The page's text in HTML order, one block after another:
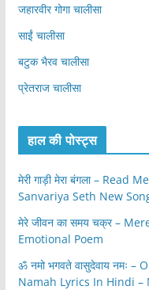
जहारवीर गोगा चालीसा
साईं चालीसा
बटुक भैरव चालीसा
प्रेतराज चालीसा
हाल की पोस्ट्स
मेरी गाड़ी मेरा बंगला –
Sanvariya Seth New
मेरे जीवन का समय चक्र –
Emotional Poem
ॐ नमो भगवते वासुदेवाय नमः
Namah Lyrics In Hindi